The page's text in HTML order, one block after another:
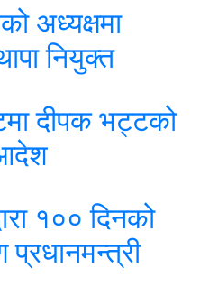
अध्यक्षमा
नियुक्त
दीपक भट्टको
१०० दिनको
प्रधानमन्त्री